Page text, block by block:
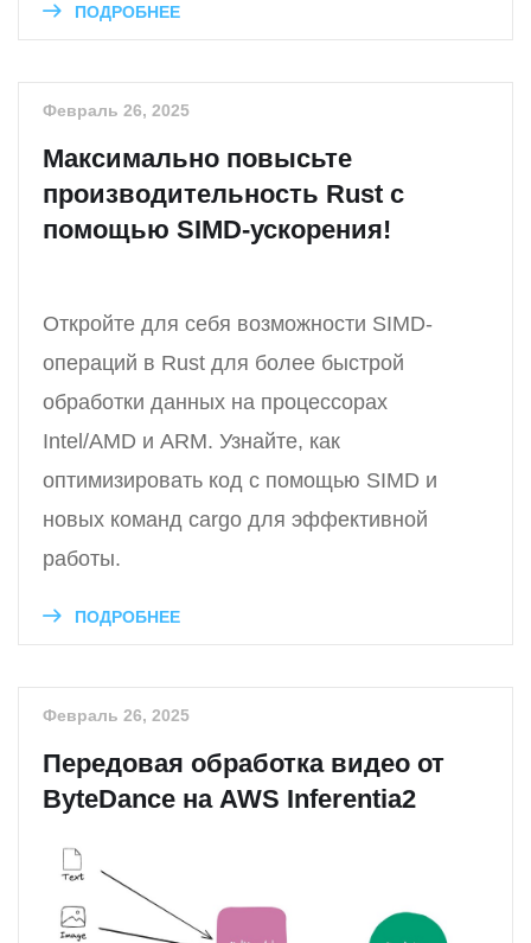
ПОДРОБНЕЕ
Февраль 26, 2025
Максимально повысьте
производительность Rust с
помощью SIMD-ускорения!
Откройте для себя возможности SIMD-
операций в Rust для более быстрой
обработки данных на процессорах
Intel/AMD и ARM. Узнайте, как
оптимизировать код с помощью SIMD и
новых команд cargo для эффективной
работы.
ПОДРОБНЕЕ
Февраль 26, 2025
Передовая обработка видео от
ByteDance на AWS Inferentia2